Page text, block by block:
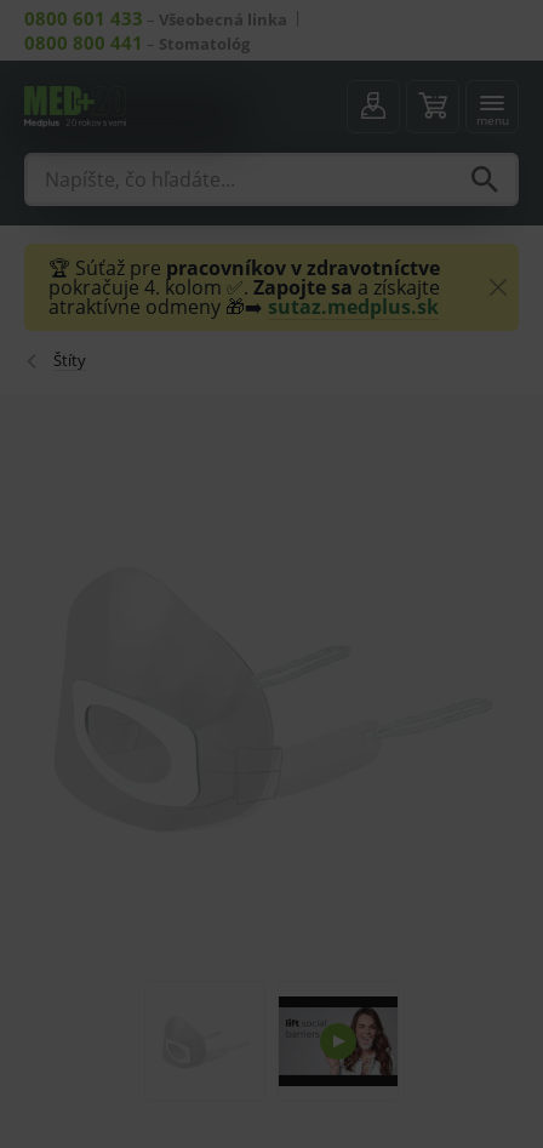
0800 601 433 – Všeobecná linka
0800 800 441 – Stomatológ
menu
🏆 Súťaž pre pracovníkov v zdravotníctve
pokračuje 4. kolom ✅. Zapojte sa a získajte
atraktívne odmeny 🎁➡️ sutaz.medplus.sk
Štíty